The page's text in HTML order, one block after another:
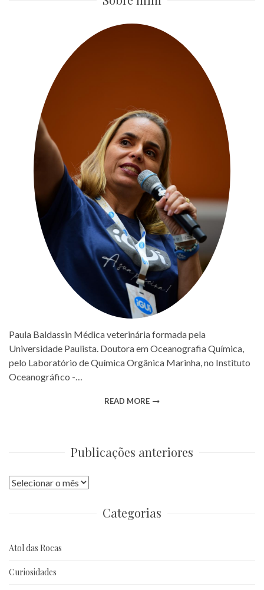
Paula Baldassin Médica veterinária formada pela
Universidade Paulista. Doutora em Oceanografia Química,
pelo Laboratório de Química Orgânica Marinha, no Instituto
Oceanográfico -…
READ MORE
Publicações anteriores
Publicações
Categorias
Atol das Rocas
Curiosidades